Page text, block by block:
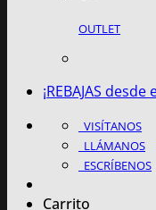
OUTLET
¡REBAJAS
VISÍTANOS
LLÁMANOS
ESCRÍBENOS
Carrito